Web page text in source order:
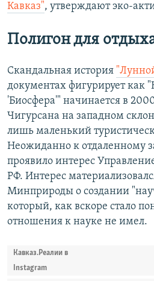
Кавказ", утверждают эко-
Полигон для
Скандальная история
документах фигурирует как
'Биосфера'" начинается в
Чигурсана на западном
лишь маленький
Неожиданно к отдаленному
проявило интерес
РФ. Интерес
Минприроды о создании
который, как вскоре стало
отношения к науке не имел.
Кавказ.Реалии в
Instagram